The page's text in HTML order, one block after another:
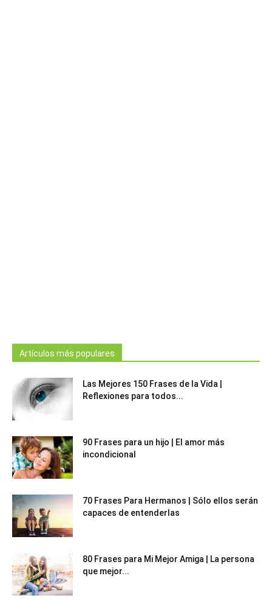
Artículos más populares
Las Mejores 150 Frases de la Vida |
Reflexiones para todos...
90 Frases para un hijo | El amor más
incondicional
70 Frases Para Hermanos | Sólo ellos serán
capaces de entenderlas
80 Frases para Mi Mejor Amiga | La persona
que mejor...